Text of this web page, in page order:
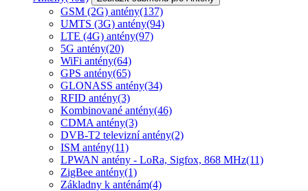
GSM (2G) antény(137)
UMTS (3G) antény(94)
LTE (4G) antény(97)
5G antény(20)
WiFi antény(64)
GPS antény(65)
GLONASS antény(34)
RFID antény(3)
Kombinované antény(46)
CDMA antény(3)
DVB-T2 televizní antény(2)
ISM antény(11)
LPWAN antény - LoRa, Sigfox, 868 MHz(11)
ZigBee antény(1)
Základny k anténám(4)